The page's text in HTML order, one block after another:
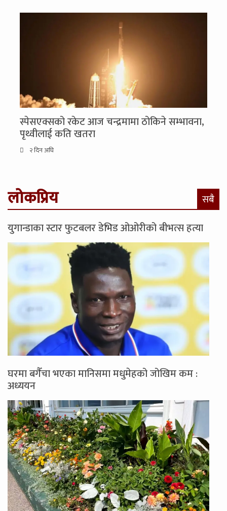
स्पेसएक्सको रकेट आज चन्द्रमामा ठोकिने सम्भावना,
पृथ्वीलाई कति खतरा
२ दिन अघि
लोकप्रिय सबै
युगान्डाका स्टार फुटबलर डेभिड ओओरीको बीभत्स हत्या
घरमा बगैँचा भएका मानिसमा मधुमेहको जोखिम कम :
अध्ययन